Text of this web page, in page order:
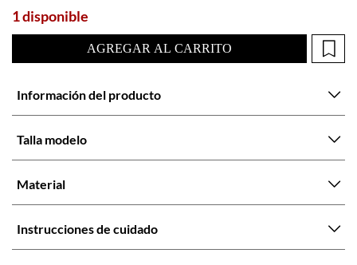
1 disponible
AGREGAR AL CARRITO
Información del producto
Talla modelo
Material
Instrucciones de cuidado